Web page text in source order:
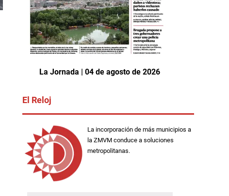
La Jornada | 04 de agosto de 2026
El Reloj
La incorporación de más municipios a
la ZMVM conduce a soluciones
metropolitanas.